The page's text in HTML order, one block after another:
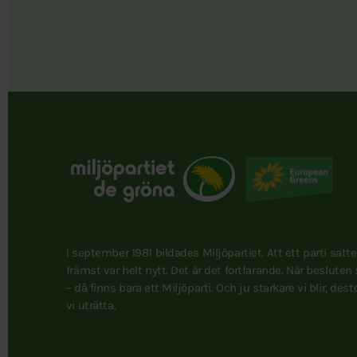
I september 1981 bildades Miljöpartiet. Att ett parti
främst var helt nytt. Det är det fortfarande. När besluten
– då finns bara ett Miljöparti. Och ju starkare vi blir,
vi uträtta.